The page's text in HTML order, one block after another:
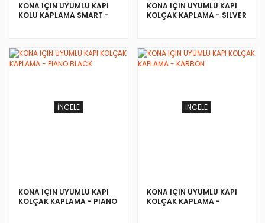
KONA IÇIN UYUMLU KAPI
KOLU KAPLAMA SMART -
KONA IÇIN UYUMLU KAPI
KOLÇAK KAPLAMA - SILVER
İNCELE
KONA IÇIN UYUMLU KAPI
KOLÇAK KAPLAMA - PIANO
İNCELE
KONA IÇIN UYUMLU KAPI
KOLÇAK KAPLAMA -